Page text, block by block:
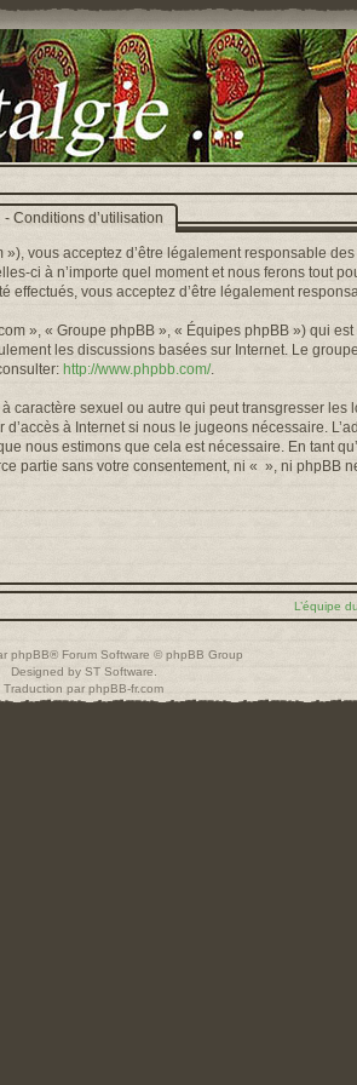
- Conditions d’utilisation
vous acceptez d’être légalement responsable
ci à n’importe quel moment et nous ferons tout
vous acceptez d’être légalement
», « Groupe phpBB », « Équipes phpBB ») qui
les discussions basées sur Internet. Le
http://www.phpbb.com/.
sexuel ou autre qui peut transgresser
à Internet si nous le jugeons nécessaire.
nous estimons que cela est nécessaire. En tant
partie sans votre consentement, ni « », ni phpBB
L’équipe
phpBB® Forum Software © phpBB Group
Designed by ST Software
Traduction par phpBB-fr.com